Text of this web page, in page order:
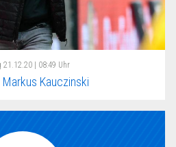
21.12.20 | 08:49 Uhr
Markus Kauczinski